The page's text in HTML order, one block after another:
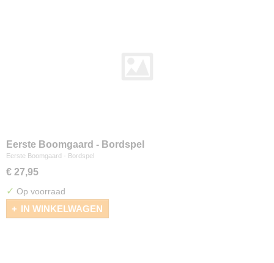
Eerste Boomgaard - Bordspel
Eerste Boomgaard - Bordspel
€ 27,95
✓ Op voorraad
IN WINKELWAGEN